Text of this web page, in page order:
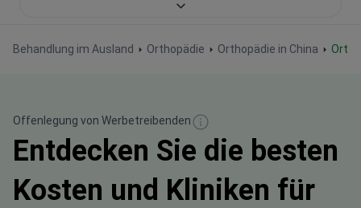
Behandlung im Ausland Orthopädie Orthopädie in China
Offenlegung von Werbetreibenden
Entdecken Sie die besten
Kosten und Kliniken für